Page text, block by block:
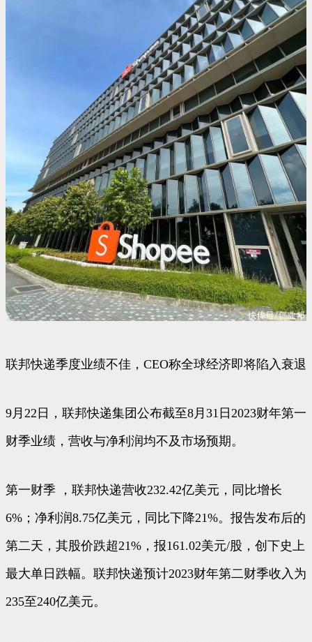
联邦快递季度业绩不佳，CEO称全球经济即将陷入衰退
9月22日，联邦快递集团公布截至8月31日2023财年第一
财季业绩，营收与净利润均不及市场预期。
第一财季 ，联邦快递营收232.42亿美元，同比增长
6%；净利润8.75亿美元，同比下降21%。报告发布后的
第二天，其股价跌超21%，报161.02美元/股，创下史上
最大单日跌幅。联邦快递预计2023财年第二财季收入为
235至240亿美元。